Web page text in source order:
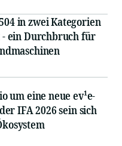
in zwei Kategorien
ein Durchbruch für
um eine neue ev¹e-
IFA 2026 sein sich